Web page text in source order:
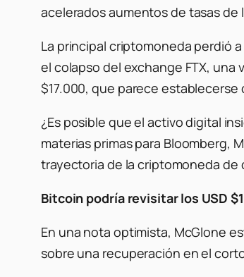
acelerados aumentos de tasas de
La principal criptomoneda perdió
el colapso del exchange FTX, una
$17.000, que parece
¿Es posible que el activo digital
materias primas para Bloomberg,
trayectoria de la criptomoneda de
Bitcoin podría revisitar los USD
En una nota optimista, McGlone
sobre una recuperación en el